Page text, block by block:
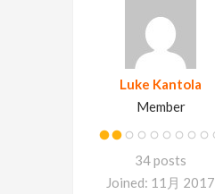
Luke Kantola
Member
34 posts
Joined: 11月 2017